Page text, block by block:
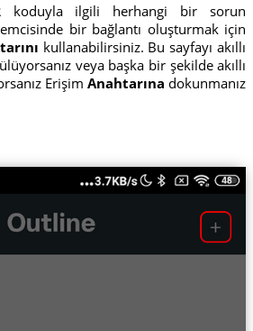
koduyla ilgili herhangi bir sorun
bir bağlantı oluşturmak için
kullanabilirsiniz. Bu sayfayı akıllı
veya başka bir şekilde akıllı
ErişimAnahtarına dokunmanız